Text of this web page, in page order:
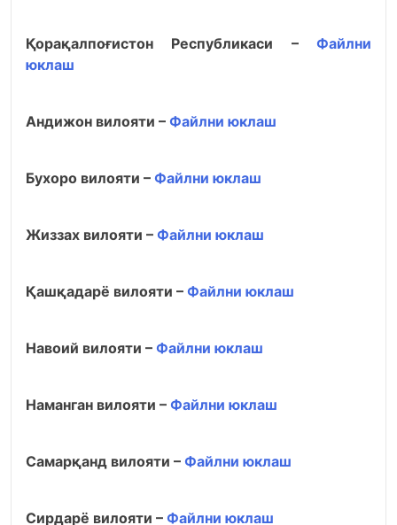
Қорақалпоғистон Республикаси – Файлни
юклаш
Андижон вилояти – Файлни юклаш
Бухоро вилояти – Файлни юклаш
Жиззах вилояти – Файлни юклаш
Қашқадарё вилояти – Файлни юклаш
Навоий вилояти – Файлни юклаш
Наманган вилояти – Файлни юклаш
Самарқанд вилояти – Файлни юклаш
Сирдарё вилояти – Файлни юклаш